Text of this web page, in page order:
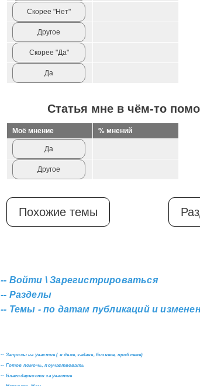
Скорее "Нет"
Другое
Скорее "Да"
Да
Статья мне в чём-то
Моё мнение % мнений
Да
Другое
Похожие темы
-- Войти \ Зарегистрироваться
-- Разделы
-- Темы - по датам публикаций и
-- Запросы на участие ( в деле, задаче, бизнесе, проблеме)
-- Готов помочь, поучаствовать
-- Благодарности за участие